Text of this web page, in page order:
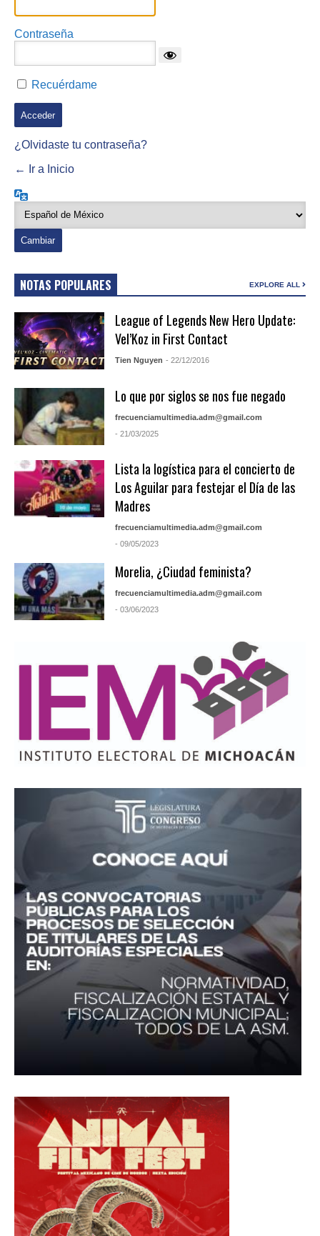
Contraseña
Recuérdame
¿Olvidaste tu contraseña?
← Ir a Inicio
NOTAS POPULARES EXPLORE ALL
League of Legends New Hero Update:
Vel’Koz in First Contact
Tien Nguyen - 22/12/2016
Lo que por siglos se nos fue negado
frecuenciamultimedia.adm@gmail.com
- 21/03/2025
Lista la logística para el concierto de
Los Aguilar para festejar el Día de las
Madres
frecuenciamultimedia.adm@gmail.com
- 09/05/2023
Morelia, ¿Ciudad feminista?
frecuenciamultimedia.adm@gmail.com
- 03/06/2023